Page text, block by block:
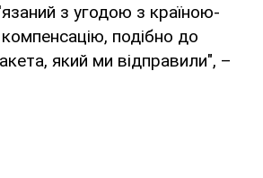
з угодою з країною-
подібно до
який ми відправили", –